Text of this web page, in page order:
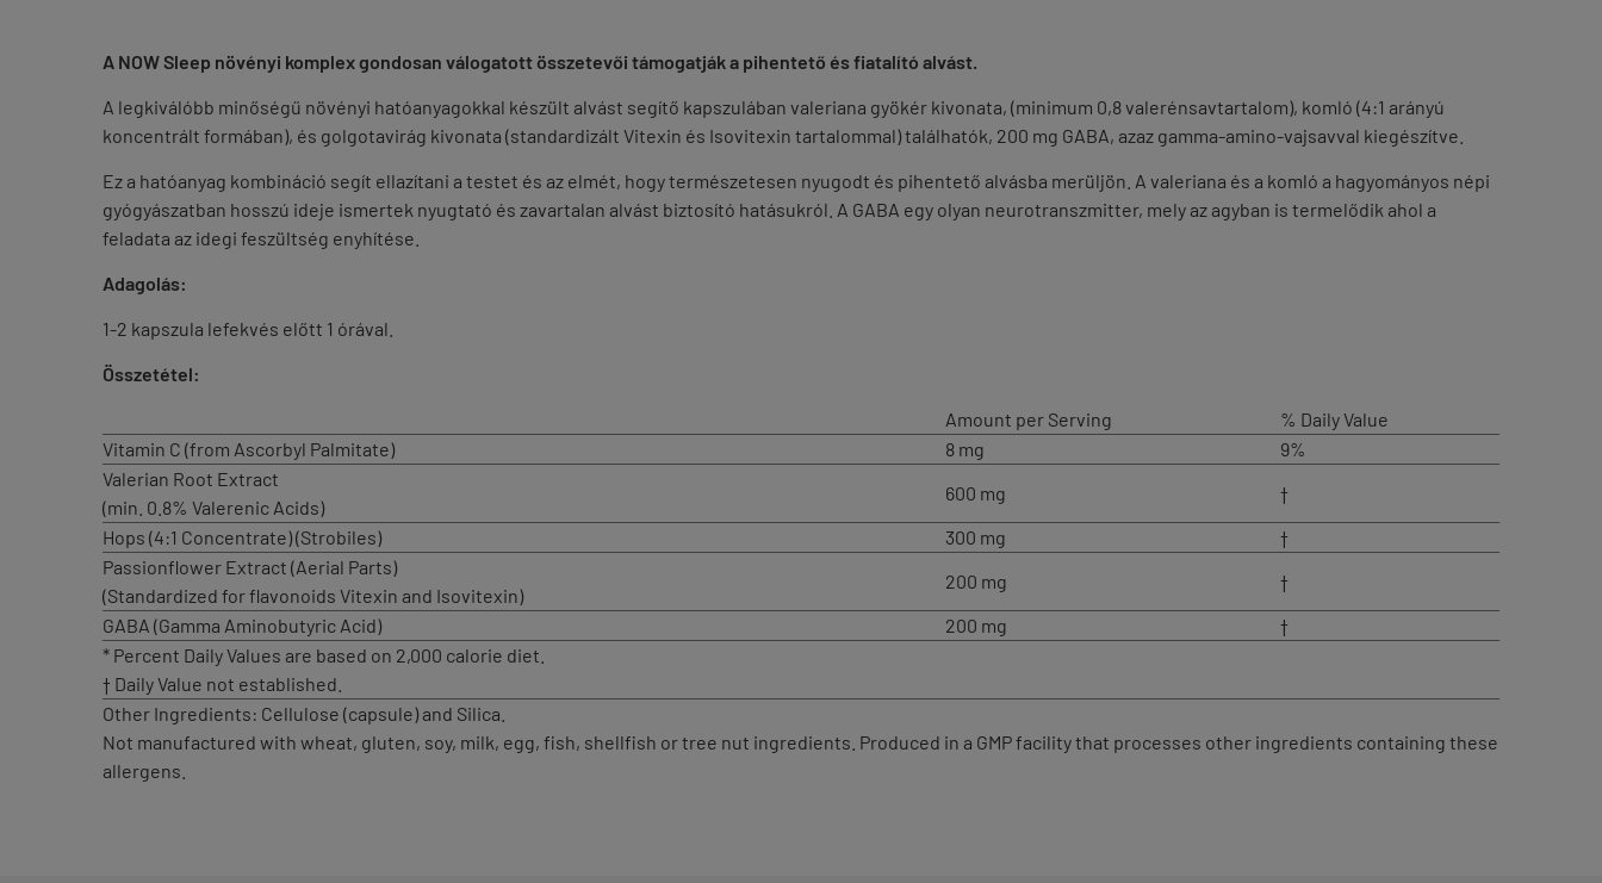
A NOW Sleep növényi komplex gondosan válogatott összetevői támogatják a pihentető és fiatalító alvást.
A legkiválóbb minőségű növényi hatóanyagokkal készült alvást segítő kapszulában valeriana gyökér kivonata, (minimum 0,8 valerénsavtartalom), komló (4:1 arányú
koncentrált formában), és golgotavirág kivonata (standardizált Vitexin és Isovitexin tartalommal) találhatók, 200 mg GABA, azaz gamma-amino-vajsavval kiegészítve.
Ez a hatóanyag kombináció segít ellazítani a testet és az elmét, hogy természetesen nyugodt és pihentető alvásba merüljön. A valeriana és a komló a hagyományos népi
gyógyászatban hosszú ideje ismertek nyugtató és zavartalan alvást biztosító hatásukról. A GABA egy olyan neurotranszmitter, mely az agyban is termelődik ahol a
feladata az idegi feszültség enyhítése.
Adagolás:
1-2 kapszula lefekvés előtt 1 órával.
Összetétel:
Amount per Serving
% Daily Value
Vitamin C (from Ascorbyl Palmitate)
8 mg
9%
Valerian Root Extract
(min. 0.8% Valerenic Acids)
600 mg
†
Hops (4:1 Concentrate) (Strobiles)
300 mg
†
Passionflower Extract (Aerial Parts)
(Standardized for flavonoids Vitexin and Isovitexin)
200 mg
†
GABA (Gamma Aminobutyric Acid)
200 mg
†
* Percent Daily Values are based on 2,000 calorie diet.
† Daily Value not established.
Other Ingredients: Cellulose (capsule) and Silica.
Not manufactured with wheat, gluten, soy, milk, egg, fish, shellfish or tree nut ingredients. Produced in a GMP facility that processes other ingredients containing these
allergens.